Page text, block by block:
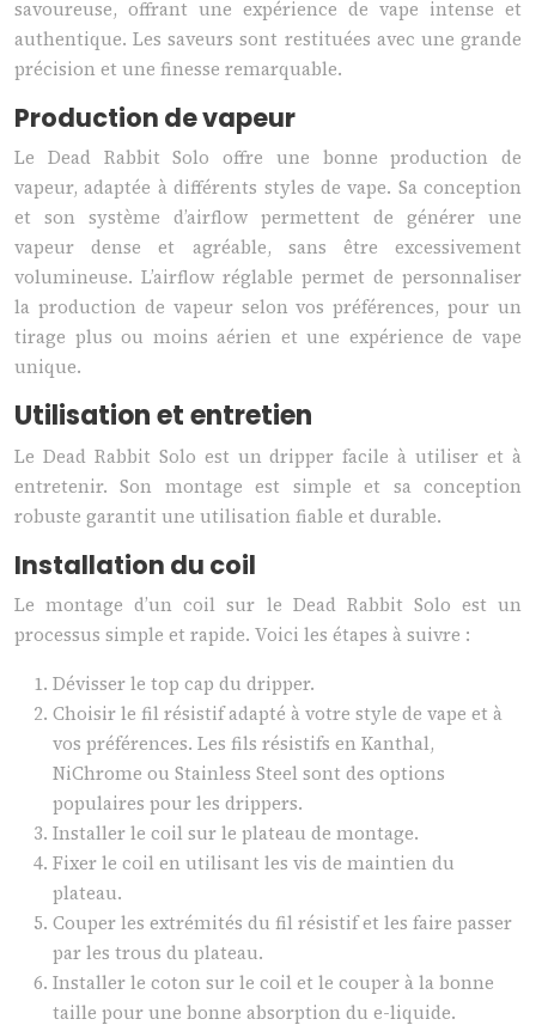
savoureuse, offrant une expérience de vape intense et
authentique. Les saveurs sont restituées avec une grande
précision et une finesse remarquable.
Production de vapeur
Le Dead Rabbit Solo offre une bonne production de
vapeur, adaptée à différents styles de vape. Sa conception
et son système d’airflow permettent de générer une
vapeur dense et agréable, sans être excessivement
volumineuse. L’airflow réglable permet de personnaliser
la production de vapeur selon vos préférences, pour un
tirage plus ou moins aérien et une expérience de vape
unique.
Utilisation et entretien
Le Dead Rabbit Solo est un dripper facile à utiliser et à
entretenir. Son montage est simple et sa conception
robuste garantit une utilisation fiable et durable.
Installation du coil
Le montage d’un coil sur le Dead Rabbit Solo est un
processus simple et rapide. Voici les étapes à suivre :
Dévisser le top cap du dripper.
Choisir le fil résistif adapté à votre style de vape et à
vos préférences. Les fils résistifs en Kanthal,
NiChrome ou Stainless Steel sont des options
populaires pour les drippers.
Installer le coil sur le plateau de montage.
Fixer le coil en utilisant les vis de maintien du
plateau.
Couper les extrémités du fil résistif et les faire passer
par les trous du plateau.
Installer le coton sur le coil et le couper à la bonne
taille pour une bonne absorption du e-liquide.